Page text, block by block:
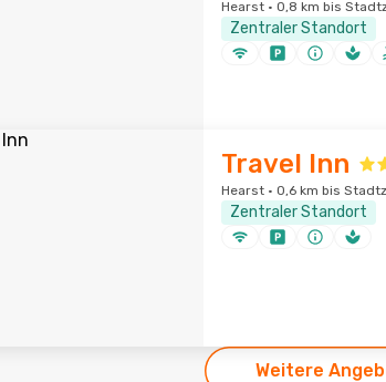
Hearst · 0,8 km bis
Zentraler Standort
Travel Inn
Hearst · 0,6 km bis
Zentraler Standort
Weitere